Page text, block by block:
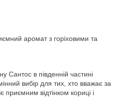
аромат з горіховими та
Сантос в південній частині
вибір для тих, хто вважає за
приємним відтінком кориці і